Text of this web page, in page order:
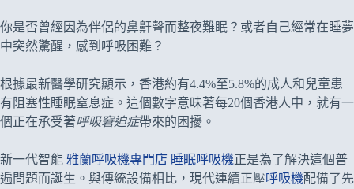
你是否曾經因為伴侶的鼻鼾聲而整夜難眠？或者自己經常在睡夢
中突然驚醒，感到呼吸困難？
根據最新醫學研究顯示，香港約有4.4%至5.8%的成人和兒童患
有阻塞性睡眠窒息症。這個數字意味著每20個香港人中，就有一
個正在承受著呼吸窘迫症帶來的困擾。
新一代智能 雅蘭呼吸機專門店 睡眠呼吸機正是為了解決這個普
遍問題而誕生。與傳統設備相比，現代連續正壓呼吸機配備了先